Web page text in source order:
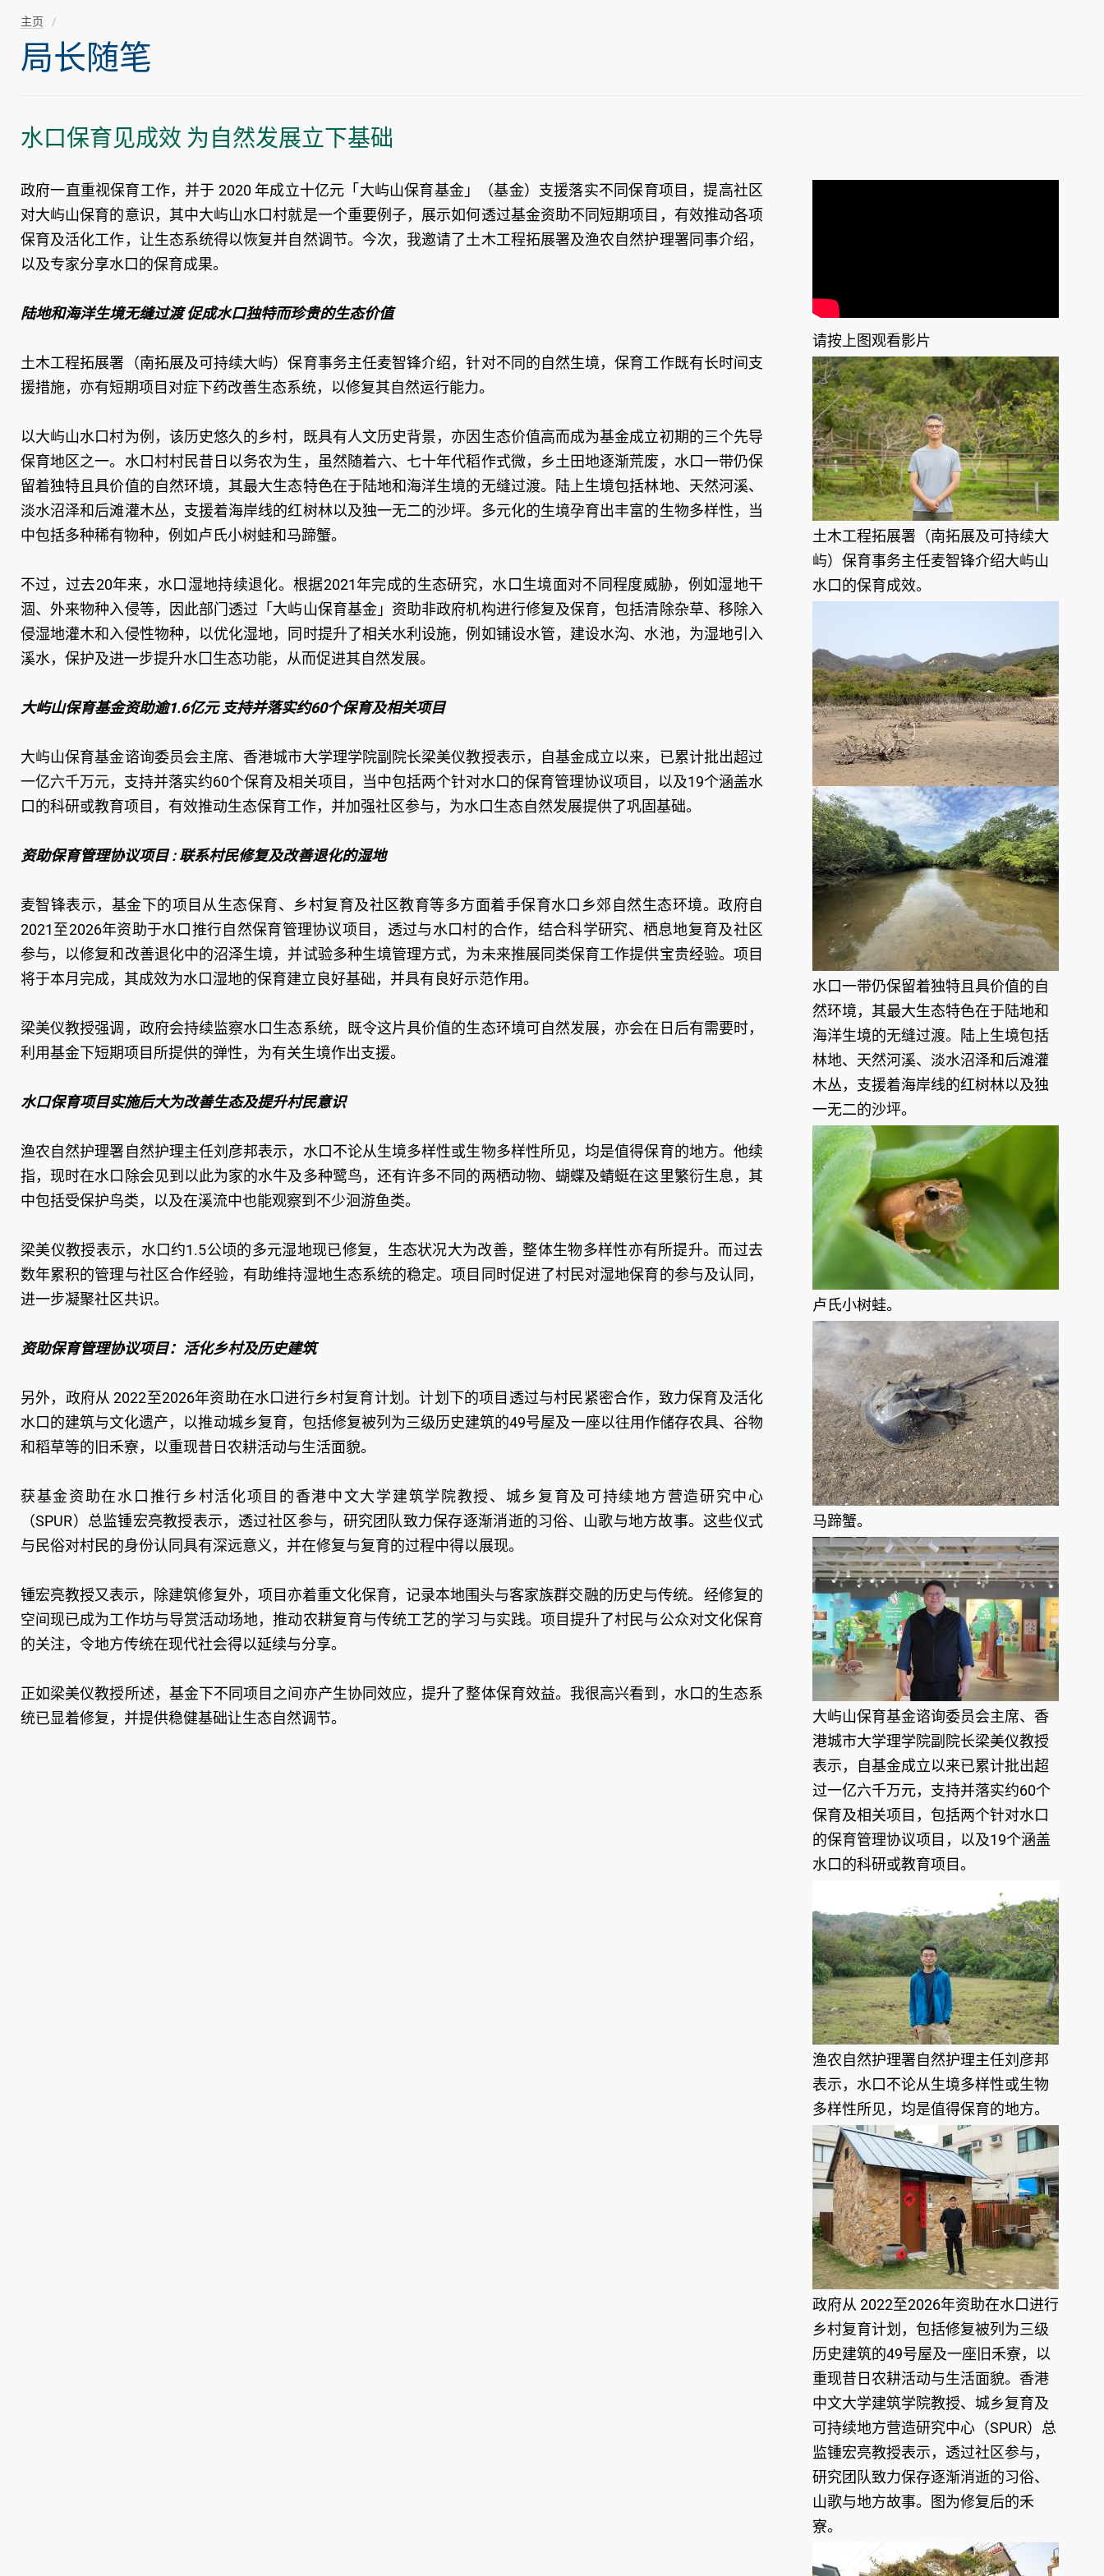
主页
局长随笔
水口保育见成效 为自然发展立下基础
政府一直重视保育工作，并于 2020 年成立十亿元「大屿山保育基金」（基金）支援落实不同保育项目，提高社区
对大屿山保育的意识，其中大屿山水口村就是一个重要例子，展示如何透过基金资助不同短期项目，有效推动各项
保育及活化工作，让生态系统得以恢复并自然调节。今次，我邀请了土木工程拓展署及渔农自然护理署同事介绍，
以及专家分享水口的保育成果。
陆地和海洋生境无缝过渡 促成水口独特而珍贵的生态价值
土木工程拓展署（南拓展及可持续大屿）保育事务主任麦智锋介绍，针对不同的自然生境，保育工作既有长时间支
援措施，亦有短期项目对症下药改善生态系统，以修复其自然运行能力。
以大屿山水口村为例，该历史悠久的乡村，既具有人文历史背景，亦因生态价值高而成为基金成立初期的三个先导
保育地区之一。水口村村民昔日以务农为生，虽然随着六、七十年代稻作式微，乡土田地逐渐荒废，水口一带仍保
留着独特且具价值的自然环境，其最大生态特色在于陆地和海洋生境的无缝过渡。陆上生境包括林地、天然河溪、
淡水沼泽和后滩灌木丛，支援着海岸线的红树林以及独一无二的沙坪。多元化的生境孕育出丰富的生物多样性，当
中包括多种稀有物种，例如卢氏小树蛙和马蹄蟹。
不过，过去20年来，水口湿地持续退化。根据2021年完成的生态研究，水口生境面对不同程度威胁，例如湿地干
涸、外来物种入侵等，因此部门透过「大屿山保育基金」资助非政府机构进行修复及保育，包括清除杂草、移除入
侵湿地灌木和入侵性物种，以优化湿地，同时提升了相关水利设施，例如铺设水管，建设水沟、水池，为湿地引入
溪水，保护及进一步提升水囗生态功能，从而促进其自然发展。
大屿山保育基金资助逾1.6亿元 支持并落实约60个保育及相关项目
大屿山保育基金谘询委员会主席、香港城市大学理学院副院长梁美仪教授表示，自基金成立以来，已累计批出超过
一亿六千万元，支持并落实约60个保育及相关项目，当中包括两个针对水口的保育管理协议项目，以及19个涵盖水
口的科研或教育项目，有效推动生态保育工作，并加强社区参与，为水口生态自然发展提供了巩固基础。
资助保育管理协议项目 : 联系村民修复及改善退化的湿地
麦智锋表示，基金下的项目从生态保育、乡村复育及社区教育等多方面着手保育水口乡郊自然生态环境。政府自
2021至2026年资助于水口推行自然保育管理协议项目，透过与水口村的合作，结合科学研究、栖息地复育及社区
参与，以修复和改善退化中的沼泽生境，并试验多种生境管理方式，为未来推展同类保育工作提供宝贵经验。项目
将于本月完成，其成效为水口湿地的保育建立良好基础，并具有良好示范作用。
梁美仪教授强调，政府会持续监察水口生态系统，既令这片具价值的生态环境可自然发展，亦会在日后有需要时，
利用基金下短期项目所提供的弹性，为有关生境作出支援。
水口保育项目实施后大为改善生态及提升村民意识
渔农自然护理署自然护理主任刘彦邦表示，水口不论从生境多样性或生物多样性所见，均是值得保育的地方。他续
指，现时在水口除会见到以此为家的水牛及多种鹭鸟，还有许多不同的两栖动物、蝴蝶及蜻蜓在这里繁衍生息，其
中包括受保护鸟类，以及在溪流中也能观察到不少洄游鱼类。
梁美仪教授表示，水口约1.5公顷的多元湿地现已修复，生态状况大为改善，整体生物多样性亦有所提升。而过去
数年累积的管理与社区合作经验，有助维持湿地生态系统的稳定。项目同时促进了村民对湿地保育的参与及认同，
进一步凝聚社区共识。
资助保育管理协议项目：活化乡村及历史建筑
另外，政府从 2022至2026年资助在水口进行乡村复育计划。计划下的项目透过与村民紧密合作，致力保育及活化
水口的建筑与文化遗产，以推动城乡复育，包括修复被列为三级历史建筑的49号屋及一座以往用作储存农具、谷物
和稻草等的旧禾寮，以重现昔日农耕活动与生活面貌。
获基金资助在水口推行乡村活化项目的香港中文大学建筑学院教授、城乡复育及可持续地方营造研究中心
（SPUR）总监锺宏亮教授表示，透过社区参与，研究团队致力保存逐渐消逝的习俗、山歌与地方故事。这些仪式
与民俗对村民的身份认同具有深远意义，并在修复与复育的过程中得以展现。
锺宏亮教授又表示，除建筑修复外，项目亦着重文化保育，记录本地围头与客家族群交融的历史与传统。 经修复的
空间现已成为工作坊与导赏活动场地，推动农耕复育与传统工艺的学习与实践。项目提升了村民与公众对文化保育
的关注，令地方传统在现代社会得以延续与分享。
正如梁美仪教授所述，基金下不同项目之间亦产生协同效应，提升了整体保育效益。我很高兴看到，水口的生态系
统已显着修复，并提供稳健基础让生态自然调节。
请按上图观看影片
土木工程拓展署（南拓展及可持续大
屿）保育事务主任麦智锋介绍大屿山
水口的保育成效。
水口一带仍保留着独特且具价值的自
然环境，其最大生态特色在于陆地和
海洋生境的无缝过渡。陆上生境包括
林地、天然河溪、淡水沼泽和后滩灌
木丛，支援着海岸线的红树林以及独
一无二的沙坪。
卢氏小树蛙。
马蹄蟹。
大屿山保育基金谘询委员会主席、香
港城市大学理学院副院长梁美仪教授
表示，自基金成立以来已累计批出超
过一亿六千万元，支持并落实约60个
保育及相关项目，包括两个针对水口
的保育管理协议项目，以及19个涵盖
水口的科研或教育项目。
渔农自然护理署自然护理主任刘彦邦
表示，水口不论从生境多样性或生物
多样性所见，均是值得保育的地方。
政府从 2022至2026年资助在水口进行
乡村复育计划，包括修复被列为三级
历史建筑的49号屋及一座旧禾寮，以
重现昔日农耕活动与生活面貌。香港
中文大学建筑学院教授、城乡复育及
可持续地方营造研究中心（SPUR）总
监锺宏亮教授表示，透过社区参与，
研究团队致力保存逐渐消逝的习俗、
山歌与地方故事。图为修复后的禾
寮。